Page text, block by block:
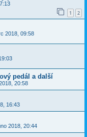
1 2
2018, 09:58
pedál a další
20:58
16:43
2018, 20:44